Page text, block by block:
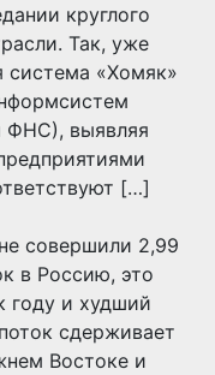
круглого
Так, уже
система «Хомяк»
ФНС), выявляя
[…]
совершили 2,99
в Россию, это
году и худший
сдерживает
Востоке и